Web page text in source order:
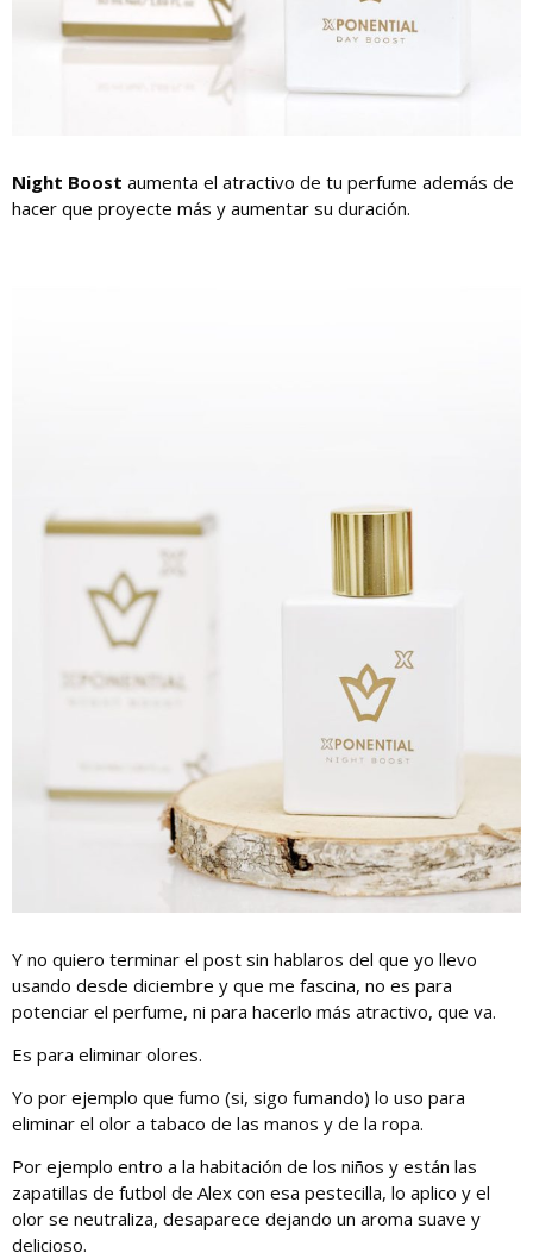
Night Boost aumenta el atractivo de tu perfume además de
hacer que proyecte más y aumentar su duración.
Y no quiero terminar el post sin hablaros del que yo llevo
usando desde diciembre y que me fascina, no es para
potenciar el perfume, ni para hacerlo más atractivo, que va.
Es para eliminar olores.
Yo por ejemplo que fumo (si, sigo fumando) lo uso para
eliminar el olor a tabaco de las manos y de la ropa.
Por ejemplo entro a la habitación de los niños y están las
zapatillas de futbol de Alex con esa pestecilla, lo aplico y el
olor se neutraliza, desaparece dejando un aroma suave y
delicioso.